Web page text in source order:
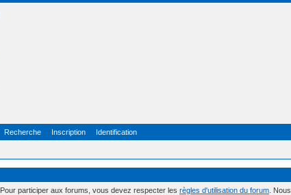
Recherche Inscription Identification
Pour participer aux forums, vous devez respecter les règles d'utilisation du forum .